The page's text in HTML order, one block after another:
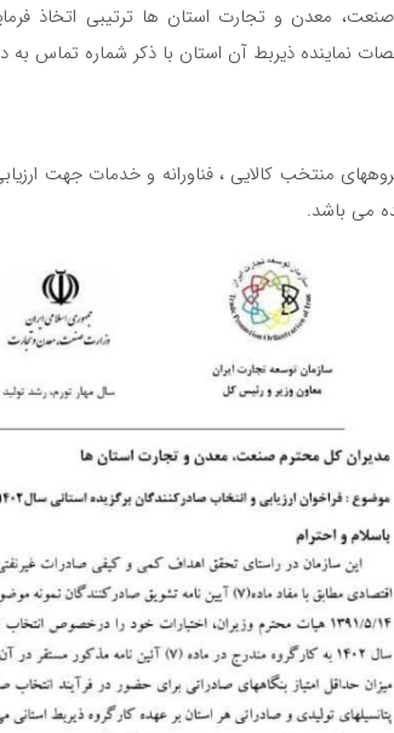
صنعت، معدن و تجارت استان ها ترتیبی اتخاذ
منتخب کالایی ، فناورانه و خدمات جهت
می باشد.